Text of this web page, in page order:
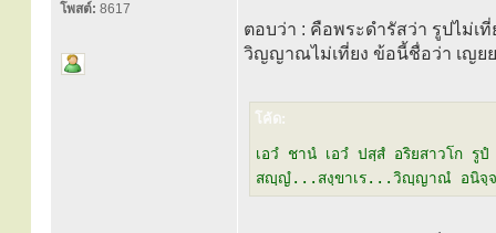
โพสต์: 8617
ตอบว่า : คือพระดำรัสว่า รูปไม่เ
วิญญาณไม่เที่ยง ข้อนี้ชื่อว่า เญย
โค้ด:
เอวํ ชานํ เอวํ ปสฺสํ อริยสาวโก
สญฺญํ...สงฺขาเร...วิญฺญาณํ อนิจฺ